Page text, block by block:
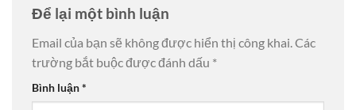
Để lại một bình luận
Email của bạn sẽ không được hiển thị công khai.Các
trường bắt buộc được đánh dấu *
Bình luận*